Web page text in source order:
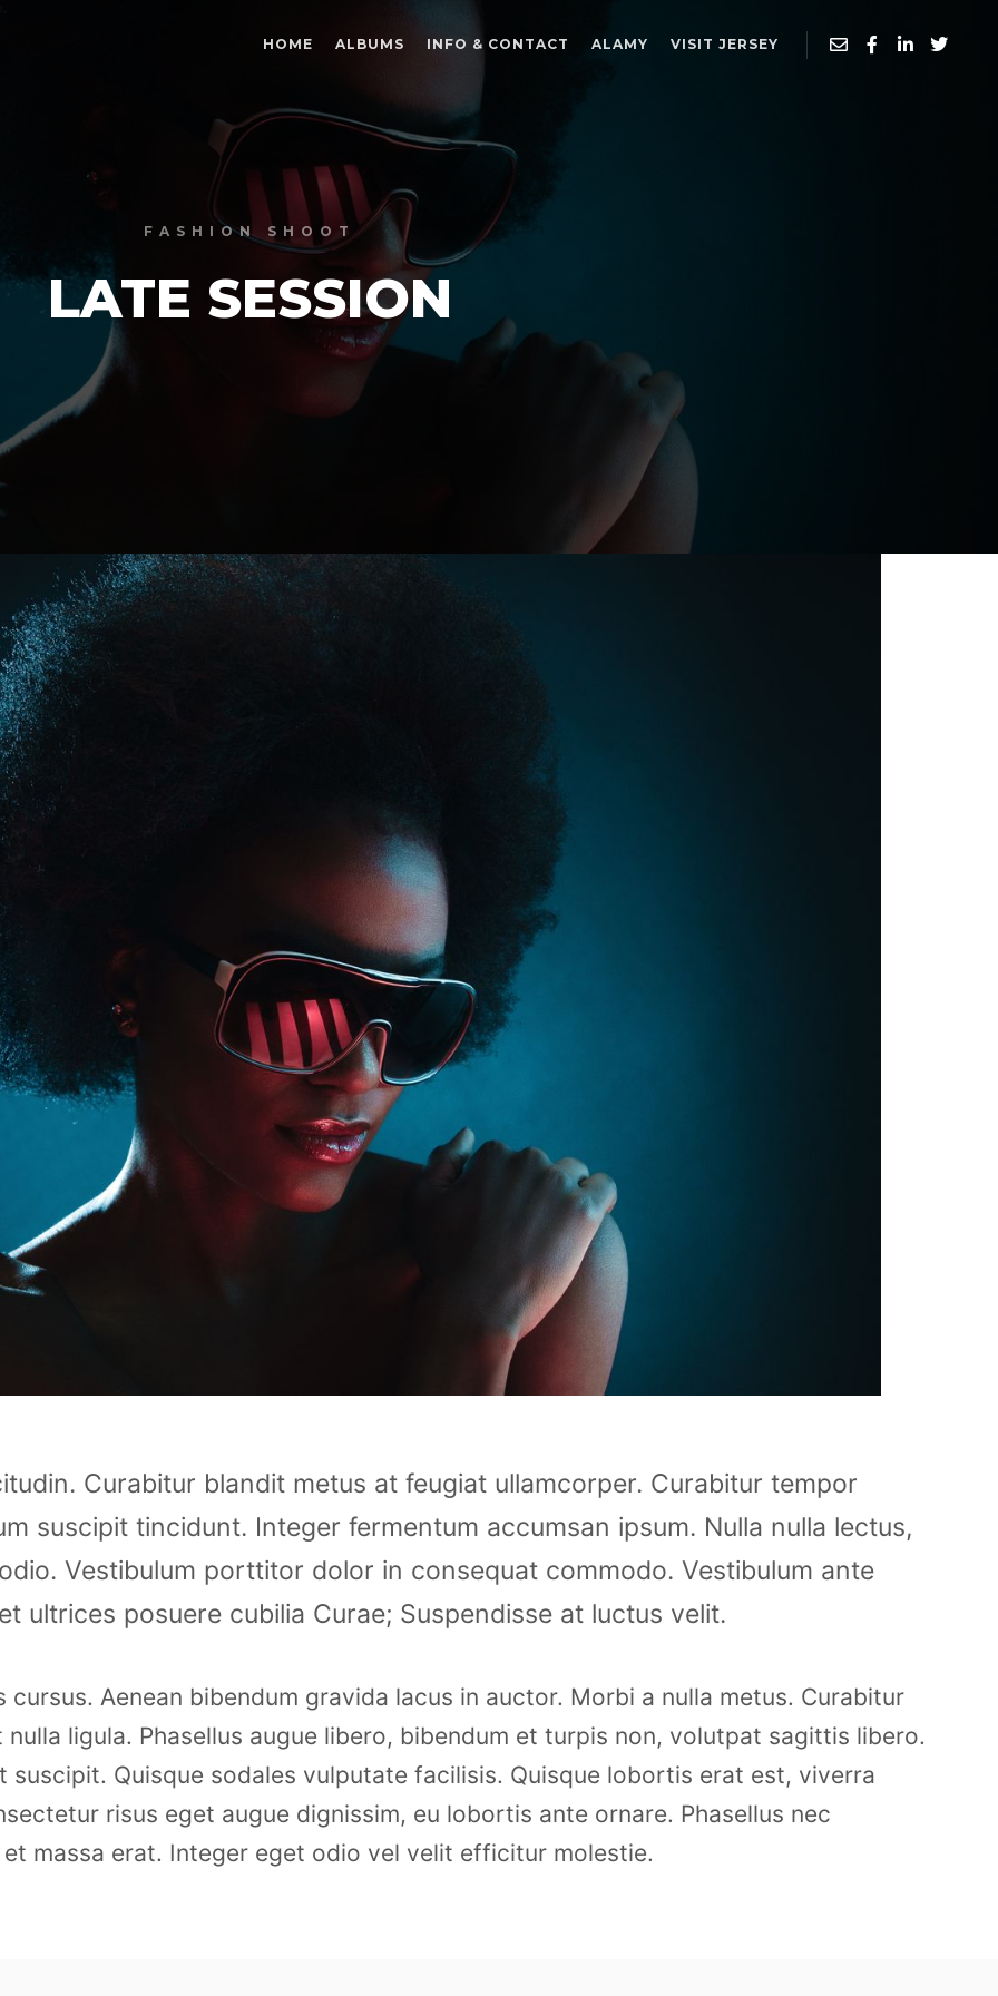
HOME ALBUMS INFO & CONTACT ALAMY VISIT JERSEY
FASHION SHOOT
LATE SESSION
Curabitur blandit metus at feugiat ullamcorper. Curabitur tempor
suscipit tincidunt. Integer fermentum accumsan ipsum. Nulla nulla lectus,
Vestibulum porttitor dolor in consequat commodo. Vestibulum ante
ultrices posuere cubilia Curae; Suspendisse at luctus velit.
Aenean bibendum gravida lacus in auctor. Morbi a nulla metus. Curabitur
ligula. Phasellus augue libero, bibendum et turpis non, volutpat sagittis libero.
suscipit. Quisque sodales vulputate facilisis. Quisque lobortis erat est, viverra
risus eget augue dignissim, eu lobortis ante ornare. Phasellus nec
massa erat. Integer eget odio vel velit efficitur molestie.